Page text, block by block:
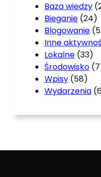
Baza wiedzy
Bieganie (24)
Blogowanie
Inne
Lokalne (33)
Środowisko
Wpisy (58)
Wydarzenia